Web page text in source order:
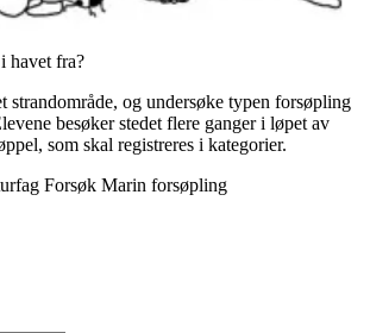
havet fra?
strandområde, og undersøke typen forsøpling
besøker stedet flere ganger i løpet av
som skal registreres i kategorier.
Forsøk Marin forsøpling